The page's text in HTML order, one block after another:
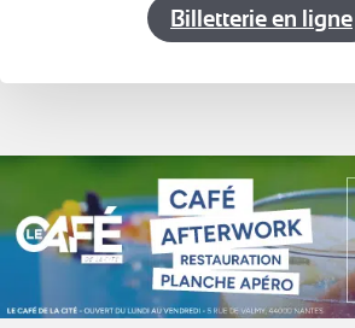
Billetterie en ligne